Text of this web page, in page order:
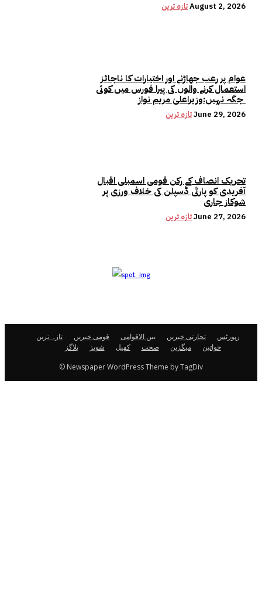
تازہ ترینAugust 2, 2026
عوام پر رعب جھاڑنے اور اختیارات کا ناجائز
استعمال کرنے والوں کی پیرا فورس میں کوئی
تازہ ترینJune 29, 2026
تحریک انصاف کے رکن قومی اسمبلی اقبال
آفریدی کو پارٹی ڈسپلن کی خلاف ورزی پر
شوکاز جاری
تازہ ترینJune 27, 2026
تازہ ترین قومی خبریں بین الاقوامی تجارتی خبریں
رپورٹس
بلاگز
شوبز کھیل صحت میگزین
خواتین
© Newspaper WordPress Theme by TagDiv